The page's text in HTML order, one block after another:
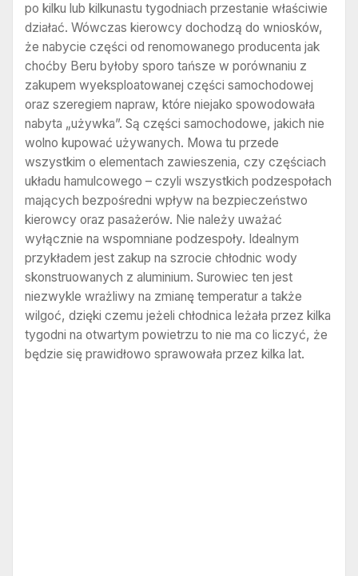
po kilku lub kilkunastu tygodniach przestanie właściwie
działać. Wówczas kierowcy dochodzą do wniosków,
że nabycie części od renomowanego producenta jak
choćby Beru byłoby sporo tańsze w porównaniu z
zakupem wyeksploatowanej części samochodowej
oraz szeregiem napraw, które niejako spowodowała
nabyta „używka”. Są części samochodowe, jakich nie
wolno kupować używanych. Mowa tu przede
wszystkim o elementach zawieszenia, czy częściach
układu hamulcowego – czyli wszystkich podzespołach
mających bezpośredni wpływ na bezpieczeństwo
kierowcy oraz pasażerów. Nie należy uważać
wyłącznie na wspomniane podzespoły. Idealnym
przykładem jest zakup na szrocie chłodnic wody
skonstruowanych z aluminium. Surowiec ten jest
niezwykle wrażliwy na zmianę temperatur a także
wilgoć, dzięki czemu jeżeli chłodnica leżała przez kilka
tygodni na otwartym powietrzu to nie ma co liczyć, że
będzie się prawidłowo sprawowała przez kilka lat.